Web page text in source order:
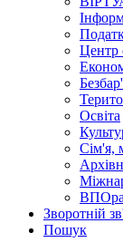
Центр
Освіта
Сім'я,
Зворотній
Пошук